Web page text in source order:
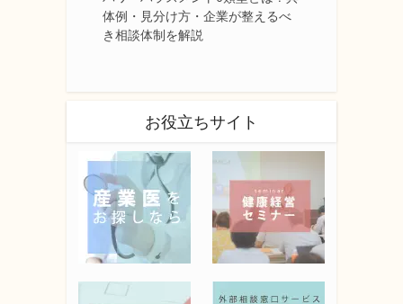
体例・見分け方・企業が整えるべ
き相談体制を解説
お役立ちサイト